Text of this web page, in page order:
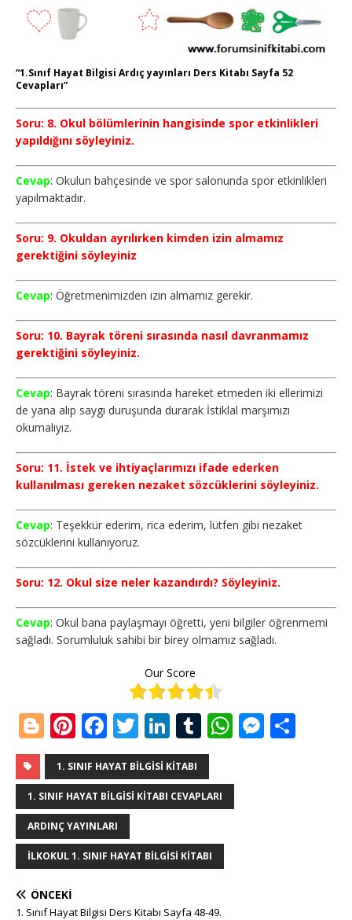
“1.Sınıf Hayat Bilgisi Ardıç yayınları Ders Kitabı Sayfa 52
Cevapları”
Soru: 8. Okul bölümlerinin hangisinde spor etkinlikleri
yapıldığını söyleyiniz.
Cevap: Okulun bahçesinde ve spor salonunda spor etkinlikleri
yapılmaktadır.
Soru: 9. Okuldan ayrılırken kimden izin almamız
gerektiğini söyleyiniz
Cevap: Öğretmenimizden izin almamız gerekir.
Soru: 10. Bayrak töreni sırasında nasıl davranmamız
gerektiğini söyleyiniz.
Cevap: Bayrak töreni sırasında hareket etmeden iki ellerimizi
de yana alıp saygı duruşunda durarak İstiklal marşımızı
okumalıyız.
Soru: 11. İstek ve ihtiyaçlarımızı ifade ederken
kullanılması gereken nezaket sözcüklerini söyleyiniz.
Cevap: Teşekkür ederim, rica ederim, lütfen gibi nezaket
sözcüklerini kullanıyoruz.
Soru: 12. Okul size neler kazandırdı? Söyleyiniz.
Cevap: Okul bana paylaşmayı öğretti, yeni bilgiler öğrenmemi
sağladı. Sorumluluk sahibi bir birey olmamız sağladı.
Our Score
Bl
o
g
g
e
r
Pi
n
te
r
e
st
F
a
c
e
b
o
o
k
T
w
it
te
Li
n
k
e
n
T
u
m
bl
W
at
s
M
1. SINIF HAYAT BILGISI KITABI
1. SINIF HAYAT BILGISI KITABI CEVAPLARI
ARDINÇ YAYINLARI
İLKOKUL 1. SINIF HAYAT BILGISI KITABI
ÖNCEKI
1. Sınıf Hayat Bilgisi Ders Kitabı Sayfa 48-49.